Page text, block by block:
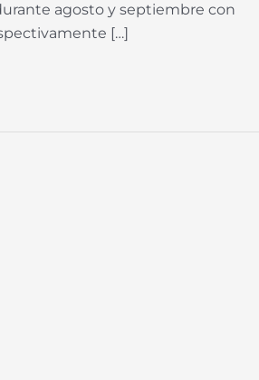
agosto y septiembre con
[…]